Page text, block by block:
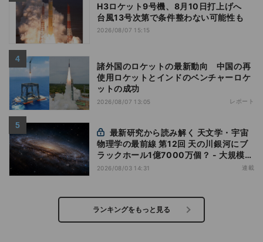
H3ロケット9号機、8月10日打上げへ
台風13号次第で条件整わない可能性も
2026/08/07 15:15
諸外国のロケットの最新動向 中国の再
使用ロケットとインドのベンチャーロケ
ットの成功
2026/08/07 13:05 レポート
物理学の最前線 第12回 天の川銀河にブ
ラックホール1億7000万個？ - 大規模計
算が描くその分布
2026/08/03 14:31 連載
ランキングをもっと見る